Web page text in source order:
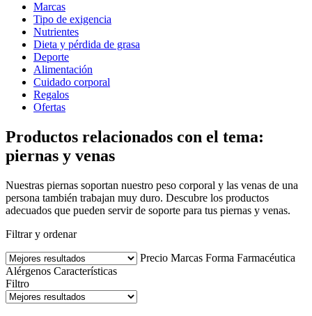
Marcas
Tipo de exigencia
Nutrientes
Dieta y pérdida de grasa
Deporte
Alimentación
Cuidado corporal
Regalos
Ofertas
Productos relacionados con el tema:
piernas y venas
Nuestras piernas soportan nuestro peso corporal y las venas de una
persona también trabajan muy duro. Descubre los productos
adecuados que pueden servir de soporte para tus piernas y venas.
Filtrar y ordenar
Precio Marcas Forma Farmacéutica
Alérgenos Características
Filtro